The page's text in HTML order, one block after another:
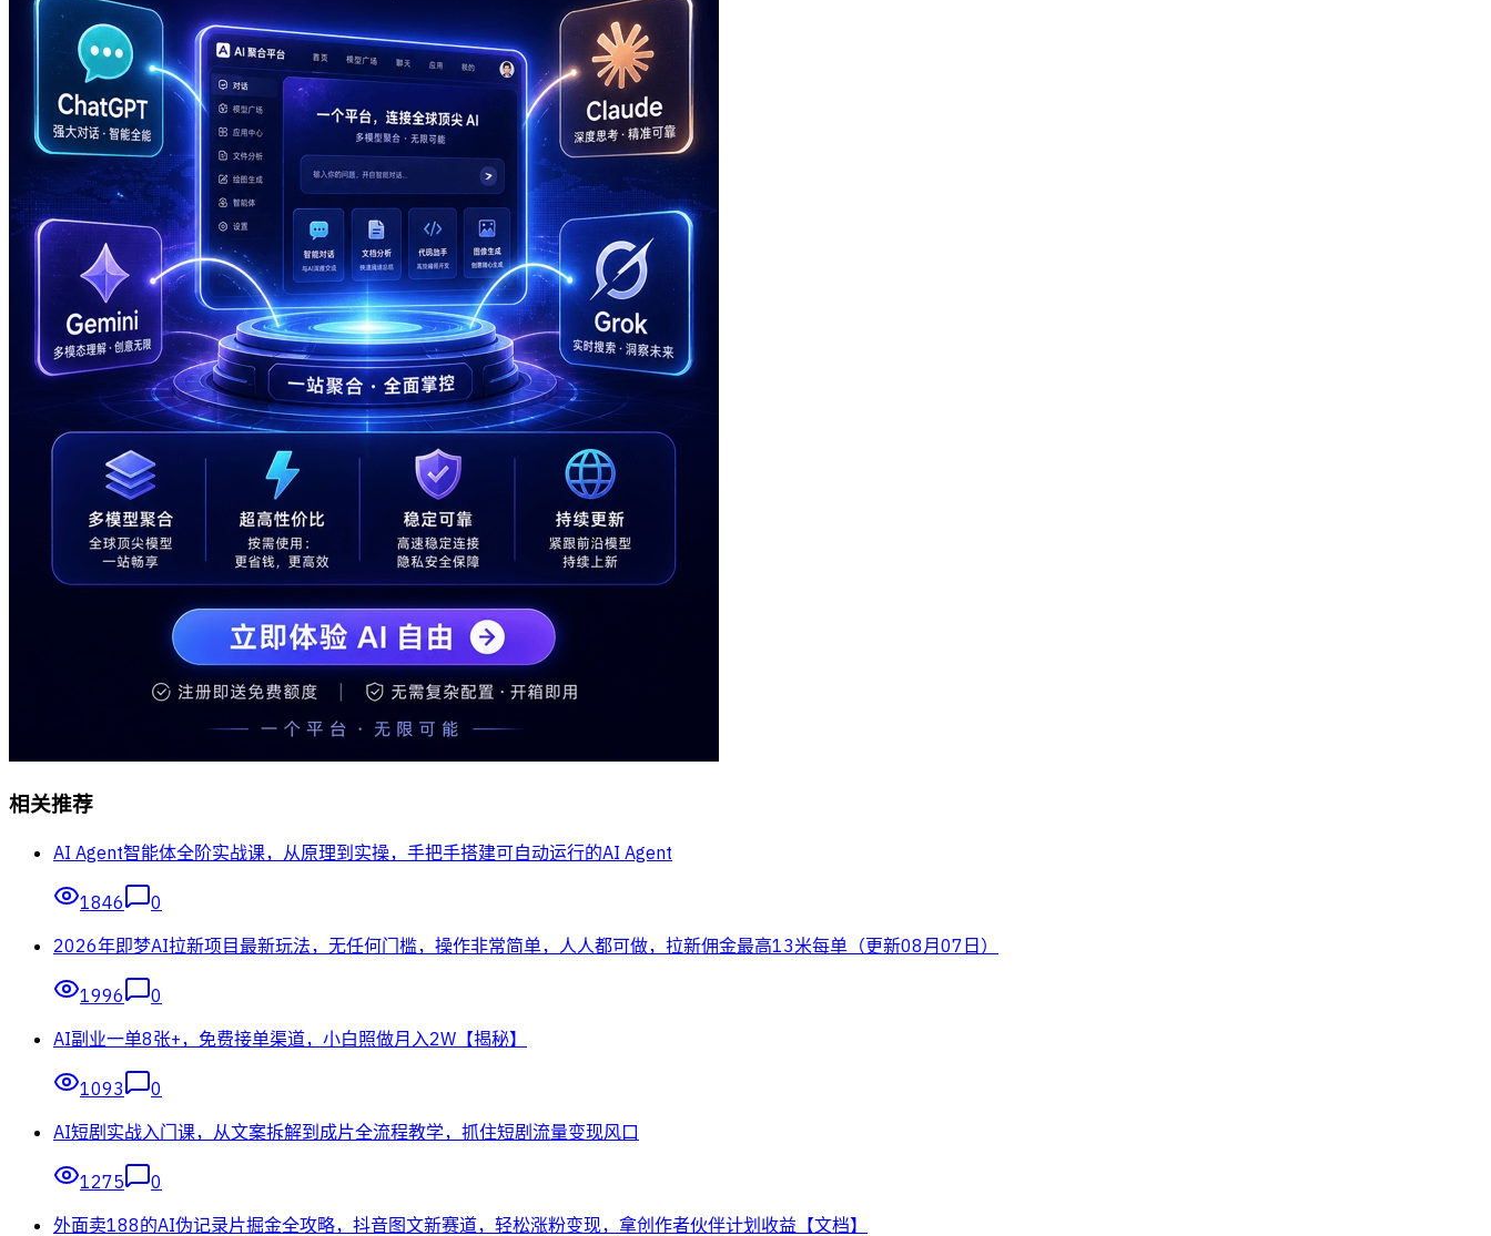
相关推荐
AI Agent智能体全阶实战课，从原理到实操，手把手搭建可自动运行的AI Agent
1846
0
2026年即梦AI拉新项目最新玩法，无任何门槛，操作非常简单，人人都可做，拉新佣金最高13米每单（更新08月07日）
1996
0
AI副业一单8张+，免费接单渠道，小白照做月入2W【揭秘】
1093
0
AI短剧实战入门课，从文案拆解到成片全流程教学，抓住短剧流量变现风口
1275
0
外面卖188的AI伪记录片掘金全攻略，抖音图文新赛道，轻松涨粉变现，拿创作者伙伴计划收益【文档】